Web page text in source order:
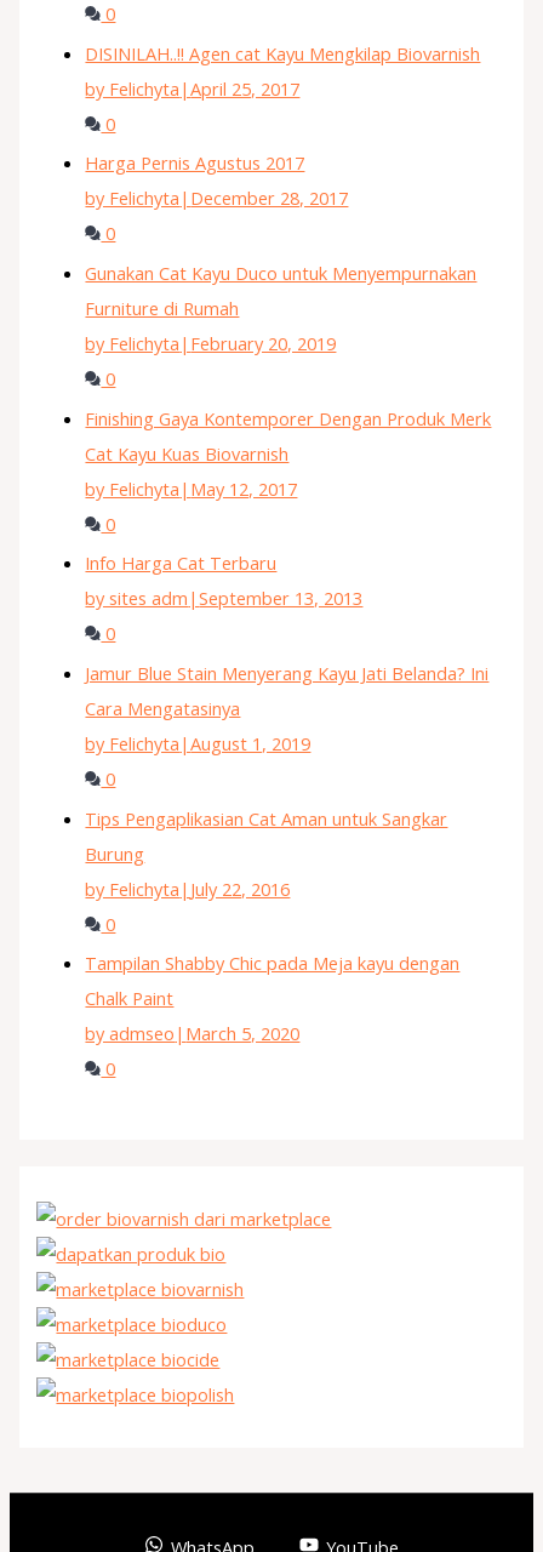
0
DISINILAH..!! Agen cat Kayu Mengkilap Biovarnish
by Felichyta |April 25, 2017
0
Harga Pernis Agustus 2017
by Felichyta | December 28, 2017
0
Gunakan Cat Kayu Duco untuk Menyempurnakan
Furniture di Rumah
by Felichyta | February 20, 2019
0
Finishing Gaya Kontemporer Dengan Produk Merk
Cat Kayu Kuas Biovarnish
by Felichyta | May 12, 2017
0
Info Harga Cat Terbaru
by sites adm |September 13, 2013
0
Jamur Blue Stain Menyerang Kayu Jati Belanda? Ini
Cara Mengatasinya
by Felichyta |August 1, 2019
0
Tips Pengaplikasian Cat Aman untuk Sangkar
Burung
by Felichyta | July 22, 2016
0
Tampilan Shabby Chic pada Meja kayu dengan
Chalk Paint
by admseo | March 5, 2020
0